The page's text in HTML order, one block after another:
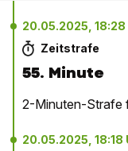
20.05.2025, 18:28
Zeitstrafe
55. Minute
2-Minuten-Strafe
20.05.2025, 18:18